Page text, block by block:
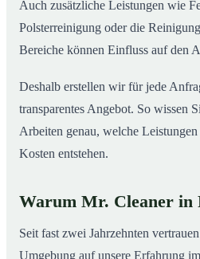
Auch zusätzliche Leistungen wie
Polsterreinigung oder die
Bereiche können Einfluss auf den
Deshalb erstellen wir für jede
transparentes Angebot. So wissen
Arbeiten genau, welche
Kosten entstehen.
Warum Mr. Cleaner in
Seit fast zwei Jahrzehnten
Umgebung auf unsere Erfahrung